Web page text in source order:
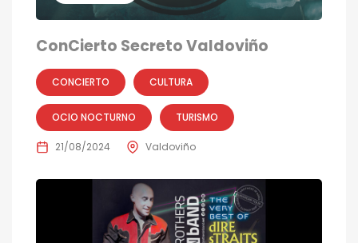
ConCierto Secreto Valdoviño
CONCIERTO CULTURA
OCIO NOCTURNO TURISMO
21/08/2024 Valdoviño